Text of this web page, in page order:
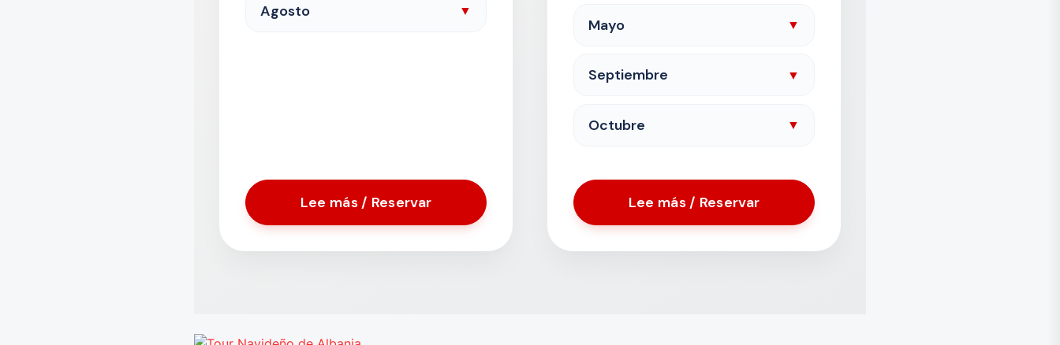
Agosto ▼
Lee más / Reservar
Mayo ▼
Septiembre ▼
Octubre ▼
Lee más / Reservar